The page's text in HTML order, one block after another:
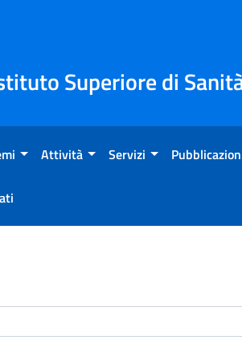
Superiore di
Attività Servizi
- Eventi